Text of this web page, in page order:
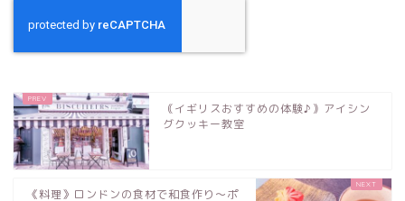
｟イギリスおすすめの体験♪｠アイシン
グクッキー教室
《料理》ロンドンの食材で和食作り〜ポ